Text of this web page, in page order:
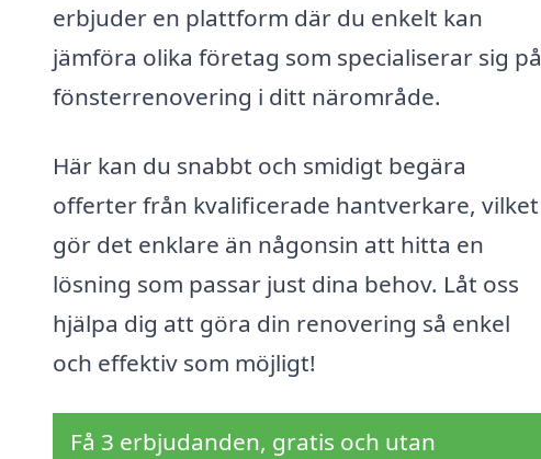
erbjuder en plattform där du enkelt kan
jämföra olika företag som specialiserar sig på
fönsterrenovering i ditt närområde.
Här kan du snabbt och smidigt begära
offerter från kvalificerade hantverkare, vilket
gör det enklare än någonsin att hitta en
lösning som passar just dina behov. Låt oss
hjälpa dig att göra din renovering så enkel
och effektiv som möjligt!
Få 3 erbjudanden, gratis och utan